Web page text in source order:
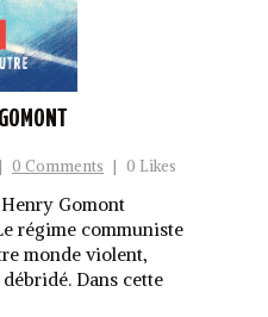
| 0 Comments | 0 Likes
Gomont
régime communiste
monde violent,
Dans cette